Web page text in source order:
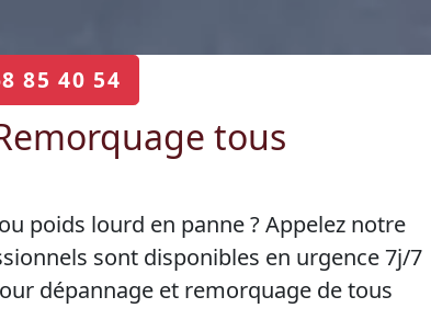
85 40 54
tous
poids lourd en panne ? Appelez notre
sont disponibles en urgence 7j/7
dépannage et remorquage de tous